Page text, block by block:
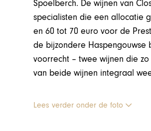
Spoelberch. De wijnen van
specialisten die een allocatie
en 60 tot 70 euro voor de
de bijzondere Haspengouwse
voorrecht – twee wijnen die
van beide wijnen integraal
Lees verder onder de foto